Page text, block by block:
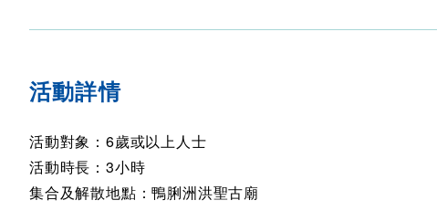
活動詳情
活動對象：6歲或以上人士
活動時長：3小時
集合及解散地點：鴨脷洲洪聖古廟